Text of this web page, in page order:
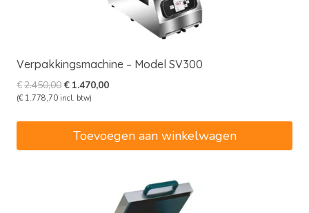
Verpakkingsmachine – Model SV300
€2.450,00Oorspronkelijke
prijs
€2.450,00.
€ 1.470,00Huidige
(€ 1.778,70 incl. btw)
Toevoegen aan winkelwagen